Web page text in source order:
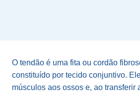
O tendão é uma fita ou cordão
constituído por tecido conjuntivo.
músculos aos ossos e, ao transferir